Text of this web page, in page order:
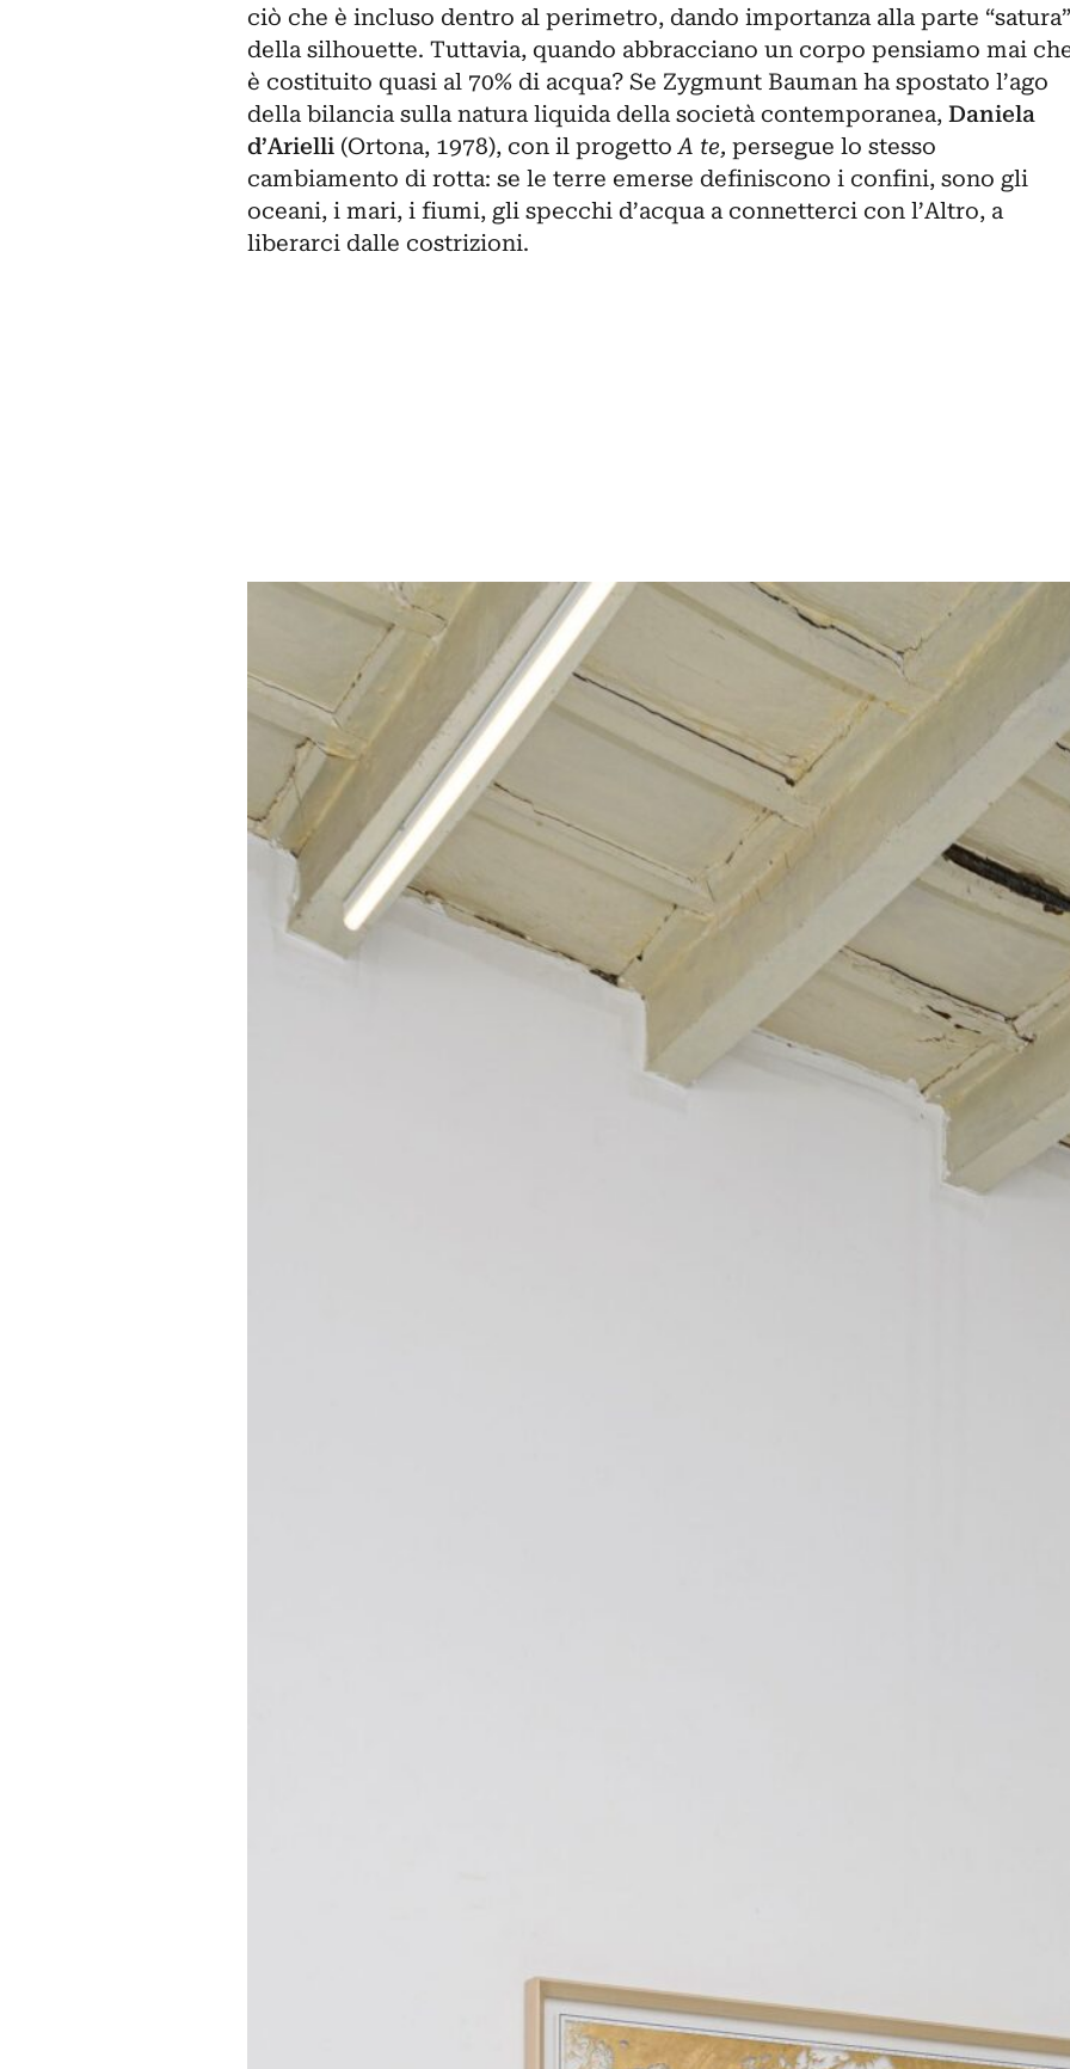
ciò che è incluso dentro al perimetro, dando importanza alla parte “satura”
della silhouette. Tuttavia, quando abbracciano un corpo pensiamo mai
è costituito quasi al 70% di acqua? Se Zygmunt Baumanha spostato l’ago
della bilancia sulla natura liquida della società contemporanea, Daniela
d’Arielli(Ortona, 1978), con il progetto A te, persegue lo stesso
cambiamento di rotta: se le terre emerse definiscono i confini, sono gli
oceani, i mari, i fiumi, gli specchi d’acqua a connetterci con l’Altro, a
liberarci dalle costrizioni.